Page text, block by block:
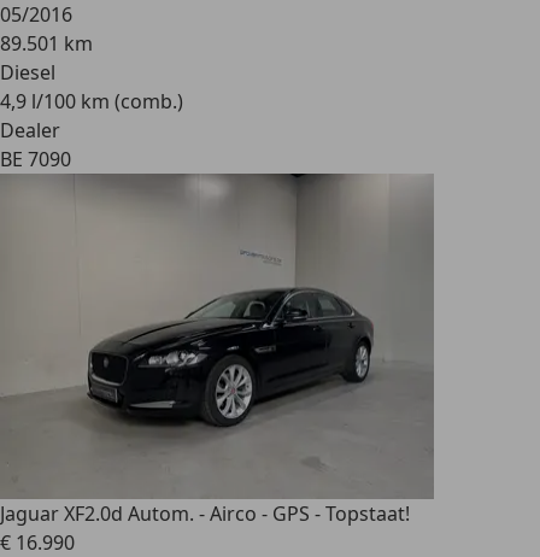
05/2016
89.501 km
Diesel
4,9 l/100 km (comb.)
Dealer
BE 7090
Jaguar XF2.0d Autom. - Airco - GPS - Topstaat!
€ 16.990